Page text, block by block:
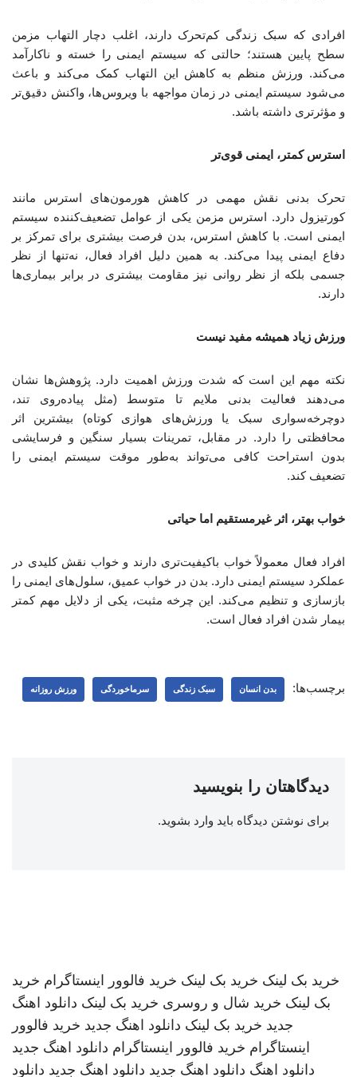
افرادی که سبک زندگی کم‌تحرک دارند، اغلب دچار التهاب مزمن
سطح پایین هستند؛ حالتی که سیستم ایمنی را خسته و ناکارآمد
می‌کند. ورزش منظم به کاهش این التهاب کمک می‌کند و باعث
می‌شود سیستم ایمنی در زمان مواجهه با ویروس‌ها، واکنش دقیق‌تر
و مؤثرتری داشته باشد.
استرس کمتر، ایمنی قوی‌تر
تحرک بدنی نقش مهمی در کاهش هورمون‌های استرس مانند
کورتیزول دارد. استرس مزمن یکی از عوامل تضعیف‌کننده سیستم
ایمنی است. با کاهش استرس، بدن فرصت بیشتری برای تمرکز بر
دفاع ایمنی پیدا می‌کند. به همین دلیل افراد فعال، نه‌تنها از نظر
جسمی بلکه از نظر روانی نیز مقاومت بیشتری در برابر بیماری‌ها
دارند.
ورزش زیاد همیشه مفید نیست
نکته مهم این است که شدت ورزش اهمیت دارد. پژوهش‌ها نشان
می‌دهند فعالیت بدنی ملایم تا متوسط (مثل پیاده‌روی تند،
دوچرخه‌سواری سبک یا ورزش‌های هوازی کوتاه) بیشترین اثر
محافظتی را دارد. در مقابل، تمرینات بسیار سنگین و فرسایشی
بدون استراحت کافی می‌تواند به‌طور موقت سیستم ایمنی را
تضعیف کند.
خواب بهتر، اثر غیرمستقیم اما حیاتی
افراد فعال معمولاً خواب باکیفیت‌تری دارند و خواب نقش کلیدی در
عملکرد سیستم ایمنی دارد. بدن در خواب عمیق، سلول‌های ایمنی را
بازسازی و تنظیم می‌کند. این چرخه مثبت، یکی از دلایل مهم کمتر
بیمار شدن افراد فعال است.
برچسب‌ها: بدن انسان سبک زندگی سرماخوردگی ورزش روزانه
دیدگاهتان را بنویسید
برای نوشتن دیدگاه باید وارد بشوید.
خرید بک لینک خرید بک لینک خرید فالوور اینستاگرام خرید
بک لینک خرید شال و روسری خرید بک لینک دانلود اهنگ
جدید خرید بک لینک دانلود اهنگ جدید خرید فالوور
اینستاگرام خرید فالوور اینستاگرام دانلود اهنگ جدید
دانلود اهنگ دانلود اهنگ جدید دانلود اهنگ جدید دانلود